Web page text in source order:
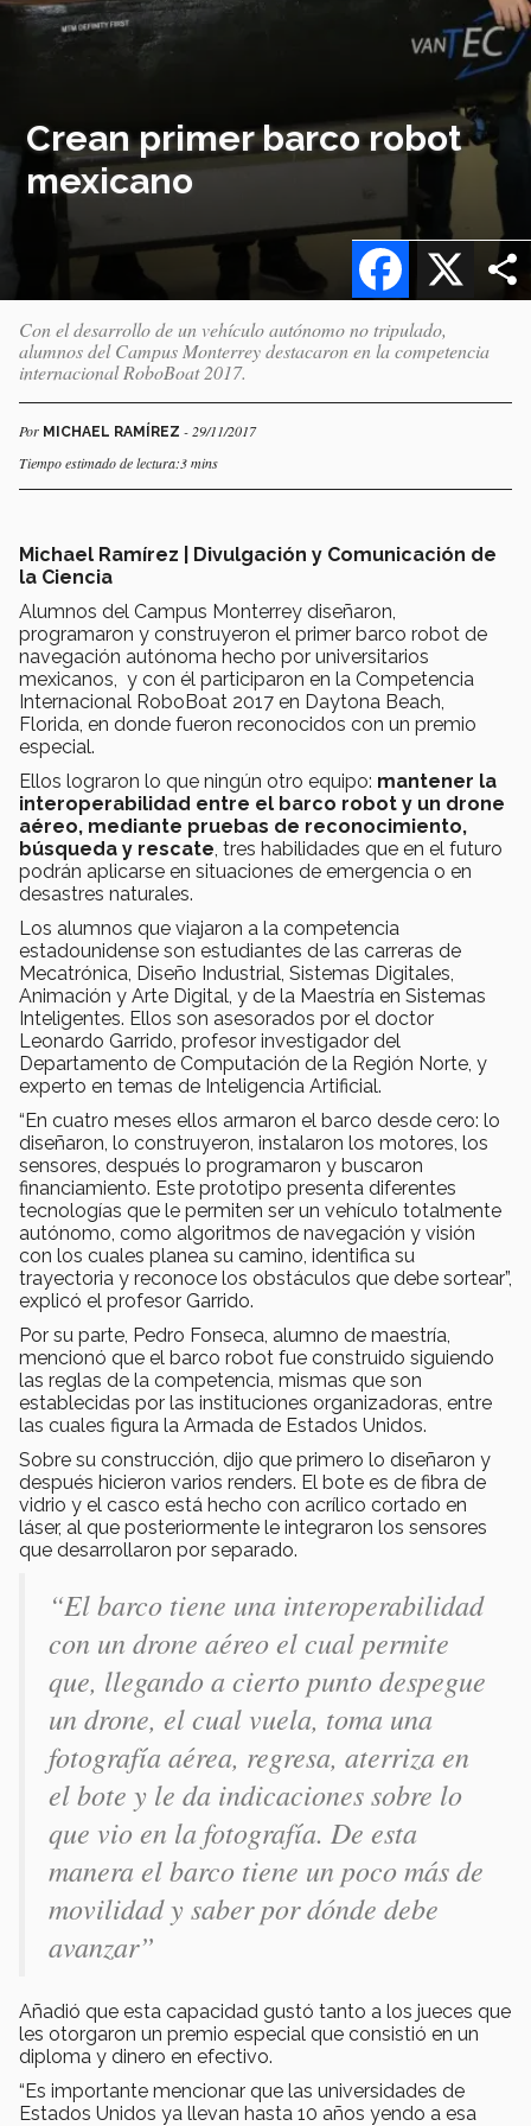
Crean primer barco robot
mexicano
X
Facebook
Con el desarrollo de un vehículo autónomo no tripulado,
alumnos del Campus Monterrey destacaron en la competencia
internacional RoboBoat 2017.
Por MICHAEL RAMÍREZ - 29/11/2017
Tiempo estimado de lectura:3 mins
Michael Ramírez | Divulgación y Comunicación de
la Ciencia
Alumnos del Campus Monterrey diseñaron,
programaron y construyeron el primer barco robot de
navegación autónoma hecho por universitarios
mexicanos, y con él participaron en la Competencia
Internacional RoboBoat 2017 en Daytona Beach,
Florida, en donde fueron reconocidos con un premio
especial.
Ellos lograron lo que ningún otro equipo: mantener la
interoperabilidad entre el barco robot y un drone
aéreo, mediante pruebas de reconocimiento,
búsqueda y rescate , tres habilidades que en el futuro
podrán aplicarse en situaciones de emergencia o en
desastres naturales.
Los alumnos que viajaron a la competencia
estadounidense son estudiantes de las carreras de
Mecatrónica, Diseño Industrial, Sistemas Digitales,
Animación y Arte Digital, y de la Maestría en Sistemas
Inteligentes. Ellos son asesorados por el doctor
Leonardo Garrido, profesor investigador del
Departamento de Computación de la Región Norte, y
experto en temas de Inteligencia Artificial.
“En cuatro meses ellos armaron el barco desde cero: lo
diseñaron, lo construyeron, instalaron los motores, los
sensores, después lo programaron y buscaron
financiamiento. Este prototipo presenta diferentes
tecnologías que le permiten ser un vehículo totalmente
autónomo, como algoritmos de navegación y visión
con los cuales planea su camino, identifica su
trayectoria y reconoce los obstáculos que debe sortear”,
explicó el profesor Garrido.
Por su parte, Pedro Fonseca, alumno de maestría,
mencionó que el barco robot fue construido siguiendo
las reglas de la competencia, mismas que son
establecidas por las instituciones organizadoras, entre
las cuales figura la Armada de Estados Unidos.
Sobre su construcción, dijo que primero lo diseñaron y
después hicieron varios renders. El bote es de fibra de
vidrio y el casco está hecho con acrílico cortado en
láser, al que posteriormente le integraron los sensores
que desarrollaron por separado.
“El barco tiene una interoperabilidad
con un drone aéreo el cual permite
que, llegando a cierto punto despegue
un drone, el cual vuela, toma una
fotografía aérea, regresa, aterriza en
el bote y le da indicaciones sobre lo
que vio en la fotografía. De esta
manera el barco tiene un poco más de
movilidad y saber por dónde debe
avanzar”
Añadió que esta capacidad gustó tanto a los jueces que
les otorgaron un premio especial que consistió en un
diploma y dinero en efectivo.
“Es importante mencionar que las universidades de
Estados Unidos ya llevan hasta 10 años yendo a esa